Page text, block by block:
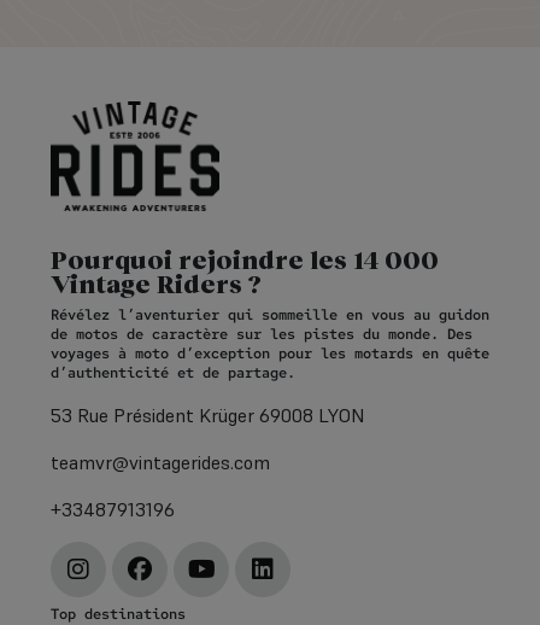
Pourquoi rejoindre les 14 000
Vintage Riders ?
Révélez l’aventurier qui sommeille en vous au guidon
de motos de caractère sur les pistes du monde. Des
voyages à moto d’exception pour les motards en quête
d’authenticité et de partage.
53 Rue Président Krüger 69008 LYON
teamvr@vintagerides.com
+33487913196
Top destinations